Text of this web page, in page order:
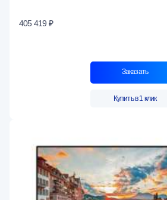
405 419 ₽
Заказать
Купить в 1 клик